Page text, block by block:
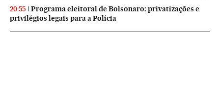
20:55
Programa eleitoral de Bolsonaro: privatizações e
privilégios legais para a Polícia